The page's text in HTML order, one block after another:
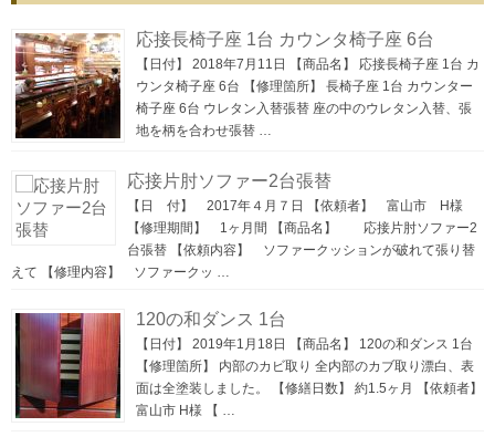
応接長椅子座 1台 カウンタ椅子座 6台
【日付】 2018年7月11日 【商品名】 応接長椅子座 1台 カ
ウンタ椅子座 6台 【修理箇所】 長椅子座 1台 カウンター
椅子座 6台 ウレタン入替張替 座の中のウレタン入替、張
地を柄を合わせ張替 …
応接片肘ソファー2台張替
【日 付】 2017年４月７日 【依頼者】 富山市 H様
【修理期間】 1ヶ月間 【商品名】 応接片肘ソファー2
台張替 【依頼内容】 ソファークッションが破れて張り替
えて 【修理内容】 ソファークッ …
120の和ダンス 1台
【日付】 2019年1月18日 【商品名】 120の和ダンス 1台
【修理箇所】 内部のカビ取り 全内部のカブ取り漂白、表
面は全塗装しました。 【修繕日数】 約1.5ヶ月 【依頼者】
富山市 H様 【 …